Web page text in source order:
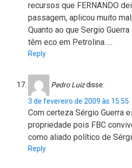
recursos que FERNANDO
passagem, aplicou muito
Quanto ao que Sergio
têm eco em Petrolina…..
Reply
Pedro Luizdisse:
3 de fevereiro de 2009 às 15:55
Com certeza Sérgio Guerra
propriedade pois FBC
como aliado político de
Reply